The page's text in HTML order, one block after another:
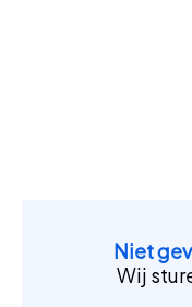
Niet
Wij